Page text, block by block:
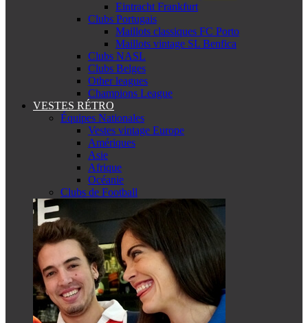
Eintracht Frankfurt
Clubs Portugais
Maillots classiques FC Porto
Maillots vintage SL Benfica
Clubs NASL
Clubs Belges
Other leagues
Champions League
VESTES RÉTRO
Équipes Nationales
Vestes vintage Europe
Amériques
Asie
Afrique
Océanie
Clubs de Football